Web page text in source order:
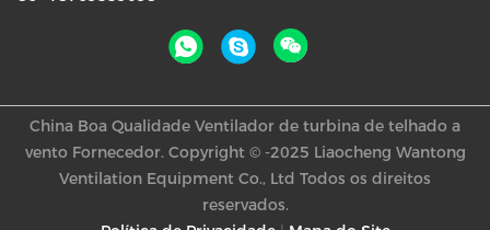
China Boa Qualidade Ventilador de turbina de telhado a
vento Fornecedor. Copyright © -2025 Liaocheng Wantong
Ventilation Equipment Co., Ltd Todos os direitos
reservados.